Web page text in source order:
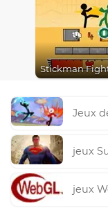
Jeux
jeux
jeux